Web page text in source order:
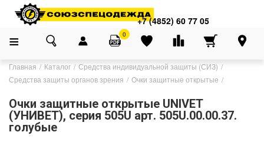
+7 (4852) 60 77 05
0
Главная Каталог
Средства индивидуальной защиты (СИЗ)
Средства защиты органов зрения
Очки защитные открытые
Очки защитные открытые UNIVET
(УНИВЕТ), серия 505U арт. 505U.00.00.37.
голубые